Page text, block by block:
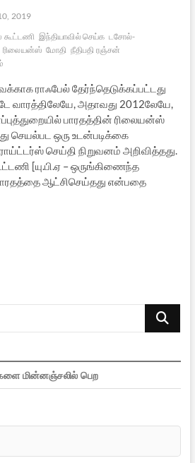
2019
கூட்டணி இந்தியாவில் செய்க டசோல்-
ரிலையன்ஸ் மோதி நீதிபதி ரஞ்சன்
ராஃபேல் தேர்ந்தெடுக்கப்பட்டது
வாரத்திலேயே, அதாவது 2012லேயே,
பாரதத்தின் ரிலையன்ஸ்
செயல்பட ஒரு உடன்படிக்கை
செய்தி நிறுவனம் அறிவித்தது.
[யு.பி.ஏ – ஒருங்கிணைந்த
ஆட்சிசெய்தது என்பதை
Search
மின்னஞ்சலில் பெற